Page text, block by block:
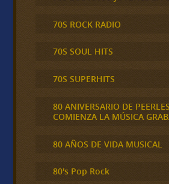
70S ROCK RADIO
70S SOUL HITS
70S SUPERHITS
80 ANIVERSARIO DE
COMIENZA LA MÚSICA
80 AÑOS DE VIDA MUSICAL
80's Pop Rock